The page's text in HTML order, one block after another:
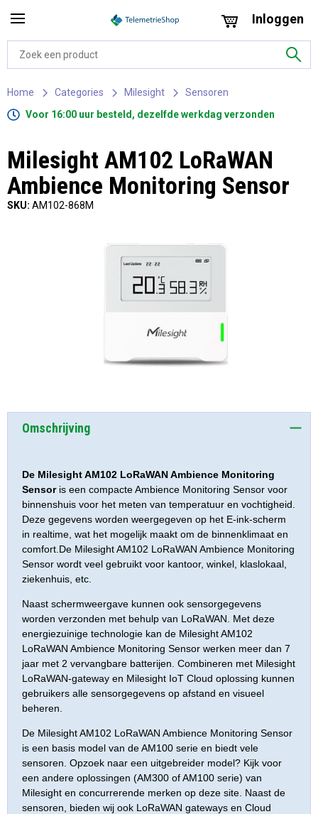
Inloggen
Home Categories Milesight
Sensoren
Voor 16:00 uur besteld, dezelfde werkdag verzonden
Milesight AM102 LoRaWAN
Ambience Monitoring Sensor
SKU: AM102-868M
Omschrijving
De Milesight AM102 LoRaWAN Ambience Monitoring
Sensoris een compacte Ambience Monitoring Sensor voor
binnenshuis voor het meten van temperatuur en vochtigheid.
Deze gegevens worden weergegeven op het E-ink-scherm
in realtime, wat het mogelijk maakt om de binnenklimaat en
comfort.De Milesight AM102 LoRaWAN Ambience Monitoring
Sensor wordt veel gebruikt voor kantoor, winkel, klaslokaal,
ziekenhuis, etc.
Naast schermweergave kunnen ook sensorgegevens
worden verzonden met behulp van LoRaWAN. Met deze
energiezuinige technologie kan de Milesight AM102
LoRaWAN Ambience Monitoring Sensor werken meer dan 7
jaar met 2 vervangbare batterijen. Combineren met Milesight
LoRaWAN-gateway en Milesight IoT Cloud oplossing kunnen
gebruikers alle sensorgegevens op afstand en visueel
beheren.
De Milesight AM102 LoRaWAN Ambience Monitoring Sensor
is een basis model van de AM100 serie en biedt vele
sensoren. Opzoek naar een uitgebreider model? Kijk voor
een andere oplossingen (AM300 of AM100 serie) van
Milesight en concurrerende merken op deze site. Naast de
sensoren, bieden wij ook LoRaWAN gateways en Cloud